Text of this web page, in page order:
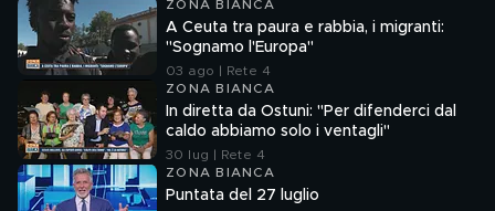
ZONA BIANCA
A Ceuta tra paura e rabbia, i migranti:
"Sognamo l'Europa"
03 ago | Rete 4
ZONA BIANCA
In diretta da Ostuni: "Per difenderci dal
caldo abbiamo solo i ventagli"
30 lug | Rete 4
ZONA BIANCA
Puntata del 27 luglio